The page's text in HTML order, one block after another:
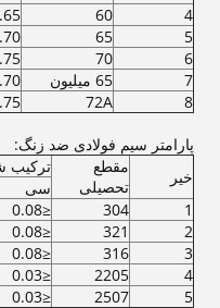
4
60
5
65
6
70
7
65 میلیون
8
72A
پارامتر سیم فولادی ضد زنگ:
خیر
مقطع
تحصیلی
ترکیب
سی
1
304
≤0.08
2
321
≤0.08
3
316
≤0.08
4
2205
≤0.03
5
2507
≤0.03